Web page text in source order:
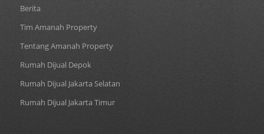
Berita
Tim Amanah Property
Tentang Amanah Property
Rumah Dijual Depok
Rumah Dijual Jakarta Selatan
Rumah Dijual Jakarta Timur